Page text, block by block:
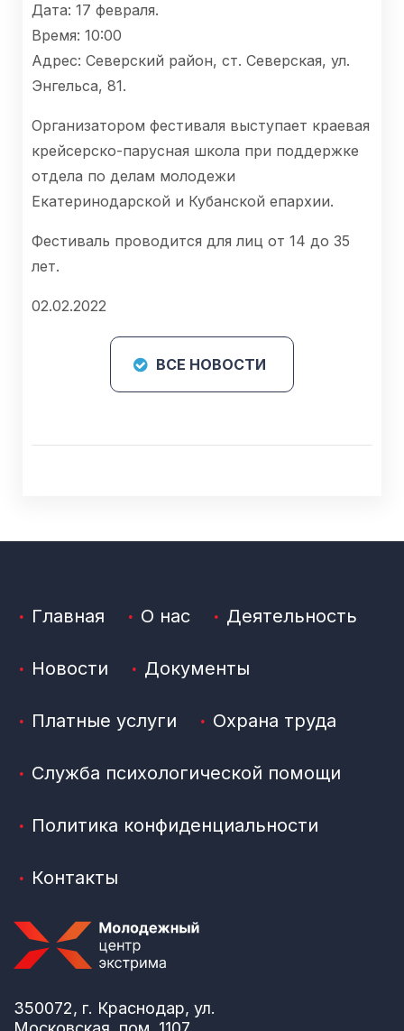
Дата: 17 февраля.
Время: 10:00
Адрес: Северский район, ст. Северская, ул.
Энгельса, 81.
Организатором фестиваля выступает краевая
крейсерско-парусная школа при поддержке
отдела по делам молодежи
Екатеринодарской и Кубанской епархии.
Фестиваль проводится для лиц от 14 до 35
лет.
02.02.2022
ВСЕ НОВОСТИ
350072, г. Краснодар, ул.
Главная О нас Деятельность
Новости Документы
Платные услуги Охрана труда
Служба психологической помощи
Политика конфиденциальности
Контакты